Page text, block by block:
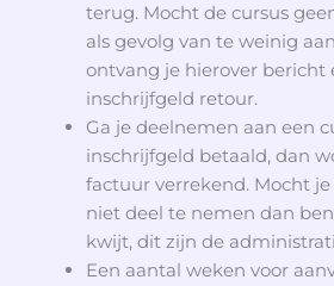
terug. Mocht de cursus
als gevolg van te weinig
ontvang je hierover bericht
inschrijfgeld retour.
Ga je deelnemen aan een
inschrijfgeld betaald, dan
factuur verrekend. Mocht
niet deel te nemen dan
kwijt, dit zijn de
Een aantal weken voor